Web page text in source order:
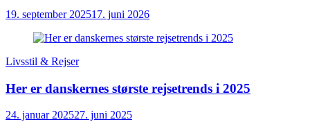
19. september 202517. juni 2026
Livsstil & Rejser
Her er danskernes største rejsetrends i 2025
24. januar 202527. juni 2025